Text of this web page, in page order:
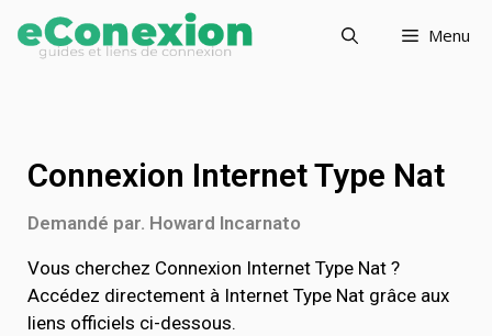
Menu
Connexion Internet Type Nat
Demandé par. Howard Incarnato
Vous cherchez Connexion Internet Type Nat ?
Accédez directement à Internet Type Nat grâce aux
liens officiels ci-dessous.